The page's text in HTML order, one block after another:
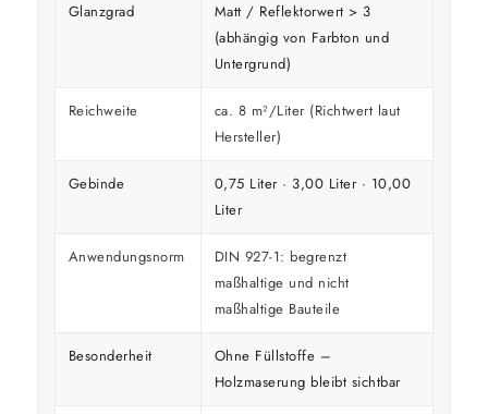
Glanzgrad
Matt / Reflektorwert > 3
(abhängig von Farbton und
Untergrund)
Reichweite
ca. 8 m²/Liter (Richtwert laut
Hersteller)
Gebinde
0,75 Liter · 3,00 Liter · 10,00
Liter
Anwendungsnorm
DIN 927-1: begrenzt
maßhaltige und nicht
maßhaltige Bauteile
Besonderheit
Ohne Füllstoffe –
Holzmaserung bleibt sichtbar